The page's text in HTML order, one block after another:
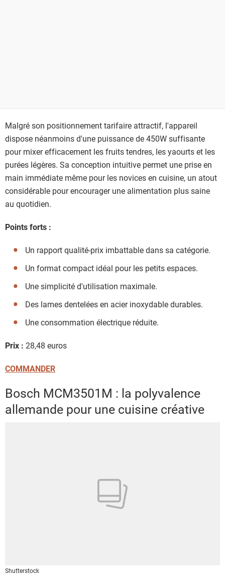
Malgré son positionnement tarifaire attractif, l'appareil
dispose néanmoins d'une puissance de 450W suffisante
pour mixer efficacement les fruits tendres, les yaourts et les
purées légères. Sa conception intuitive permet une prise en
main immédiate même pour les novices en cuisine, un atout
considérable pour encourager une alimentation plus saine
au quotidien.
Points forts :
Un rapport qualité-prix imbattable dans sa catégorie.
Un format compact idéal pour les petits espaces.
Une simplicité d'utilisation maximale.
Des lames dentelées en acier inoxydable durables.
Une consommation électrique réduite.
Prix : 28,48 euros
COMMANDER
Bosch MCM3501M : la polyvalence
allemande pour une cuisine créative
Shutterstock